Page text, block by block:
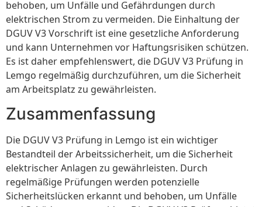
behoben, um Unfälle und Gefährdungen durch
elektrischen Strom zu vermeiden. Die Einhaltung der
DGUV V3 Vorschrift ist eine gesetzliche Anforderung
und kann Unternehmen vor Haftungsrisiken schützen.
Es ist daher empfehlenswert, die DGUV V3 Prüfung in
Lemgo regelmäßig durchzuführen, um die Sicherheit
am Arbeitsplatz zu gewährleisten.
Zusammenfassung
Die DGUV V3 Prüfung in Lemgo ist ein wichtiger
Bestandteil der Arbeitssicherheit, um die Sicherheit
elektrischer Anlagen zu gewährleisten. Durch
regelmäßige Prüfungen werden potenzielle
Sicherheitslücken erkannt und behoben, um Unfälle